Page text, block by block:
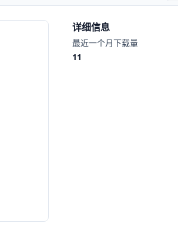
详细信息
最近一个月下载量
11